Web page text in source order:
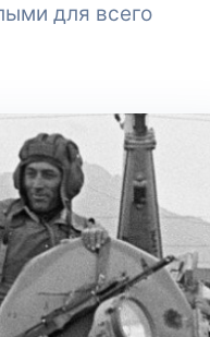
для всего